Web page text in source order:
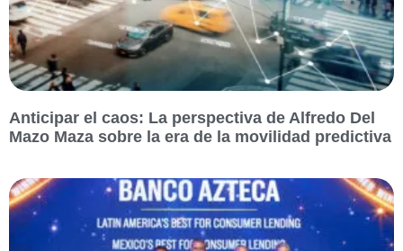
Anticipar el caos: La perspectiva de Alfredo Del
Mazo Maza sobre la era de la movilidad predictiva